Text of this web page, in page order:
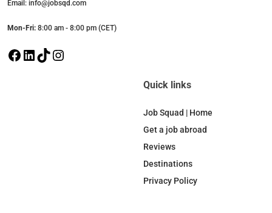
Email: info@jobsqd.com
Mon-Fri: 8:00 am - 8:00 pm (CET)
F
L
T
Quick links
Job Squad | Home
Get a job abroad
Reviews
Destinations
Privacy Policy